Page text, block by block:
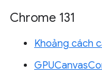
Chrome 131
Khoảng cách